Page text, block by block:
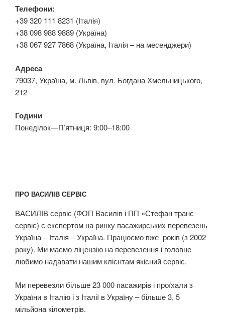
Телефони:
+39 320 111 8231 (Італія)
+38 098 988 9889 (Україна)
+38 067 927 7868 (Україна, Італія – на месенджери)
Адреса
79037, Україна, м. Львів, вул. Богдана Хмельницького,
212
Години
Понеділок—П’ятниця: 9:00–18:00
ПРО ВАСИЛІВ СЕРВІС
ВАСИЛІВ сервіс (ФОП Василів і ПП «Стефан транс
сервіс) є експертом на ринку пасажирських перевезень
Україна – Італія – Україна. Працюємо вже років (з 2002
року). Ми маємо ліцензію на перевезення і головне
любимо надавати нашим клієнтам якісний сервіс.
Ми перевезли більше 23 000 пасажирів і проїхали з
України в Італію і з Італії в Україну – більше 3, 5
мільйона кілометрів.